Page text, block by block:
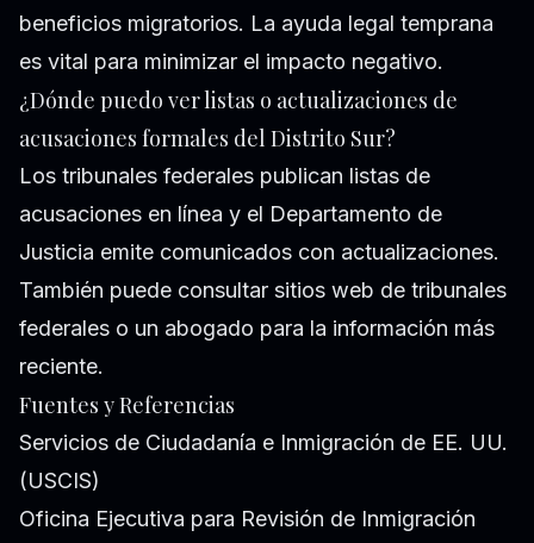
beneficios migratorios. La ayuda legal temprana
es vital para minimizar el impacto negativo.
¿Dónde puedo ver listas o actualizaciones de
acusaciones formales del Distrito Sur?
Los tribunales federales publican listas de
acusaciones en línea y el Departamento de
Justicia emite comunicados con actualizaciones.
También puede consultar sitios web de tribunales
federales o un abogado para la información más
reciente.
Fuentes y Referencias
Servicios de Ciudadanía e Inmigración de EE. UU.
(USCIS)
Oficina Ejecutiva para Revisión de Inmigración